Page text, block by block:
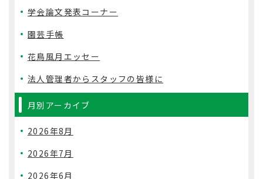
学会論文発表コーナー
園芸手帳
花鳥風月エッセー
法人管理者からスタッフの皆様に
月別アーカイブ
2026年8月
2026年7月
2026年6月